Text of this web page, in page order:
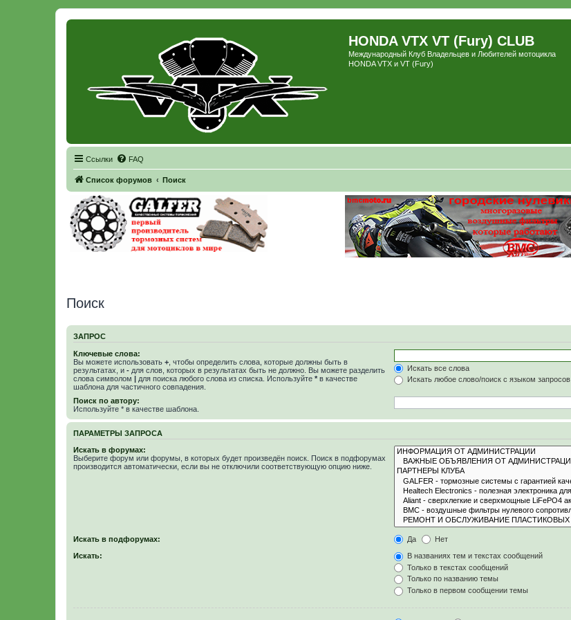
HONDA VTX VT (Fury) CLUB
Международный Клуб Владельцев и Любителей мотоцикла
HONDA VTX и VT (Fury)
Ссылки FAQ
Список форумов Поиск
Поиск
ЗАПРОС
Ключевые слова:
Вы можете использовать + , чтобы определить слова, которые должны быть в
результатах, и - для слов, которых в результатах быть не должно. Вы можете разделить
слова символом | для поиска любого слова из списка. Используйте * в качестве
шаблона для частичного совпадения.
Искать все слова
Искать любое слово/поиск с языком запросов
Поиск по автору:
Используйте * в качестве шаблона.
ПАРАМЕТРЫ ЗАПРОСА
Искать в форумах:
Выберите форум или форумы, в которых будет произведён поиск. Поиск в подфорумах
производится автоматически, если вы не отключили соответствующую опцию ниже.
Искать в подфорумах: Да Нет
Искать:
В названиях тем и текстах сообщений
Только в текстах сообщений
Только по названию темы
Только в первом сообщении темы